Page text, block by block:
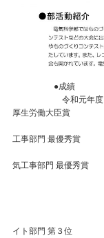
●成績
令和元年度 第 14
厚生労働大臣賞
第17 回高校生
工事部門 最優秀賞
第18 回高校生
気工事部門 最優秀賞
ＳＡＧＡも
2019産業教
サッカー
久留米工業大
イト部門 第３位